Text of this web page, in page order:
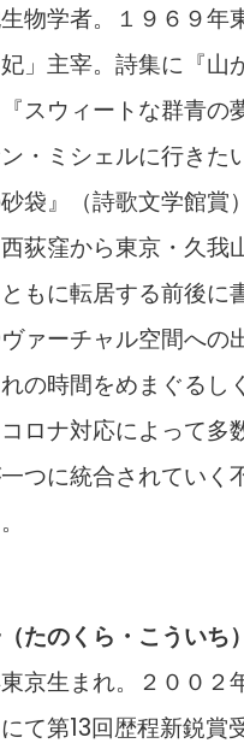
物学者。１９６９年
」主宰。詩集に『山
スウィートな群青の
・ミシェルに行きた
砂袋』（詩歌文学館賞
荻窪から東京・久我
もに転居する前後に
ァーチャル空間への
の時間をめまぐるし
ロナ対応によって多
つに統合されていく
たのくら・こういち）
京生まれ。２００２
て第13回歴程新鋭賞